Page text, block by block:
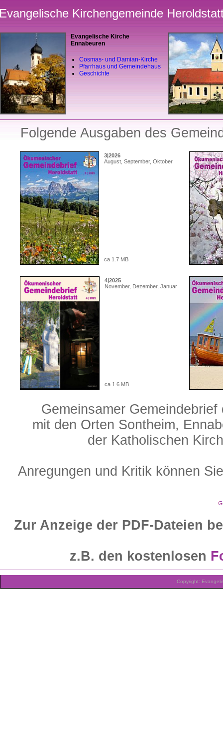
Kirchengemeinde
Evangelische Kirche
Ennabeuren
Cosmas- und Damian-Kirche
Pfarrhaus und Gemeindehaus
Geschichte
Folgende Ausgaben des
3|2026
August, September, Oktober
ca 1.7 MB
4|2025
November, Dezember, Januar
ca 1.6 MB
Gemeinsamer
mit den Orten Sontheim,
der Katholischen
Anregungen und Kritik können
Zur Anzeige der PDF-Dateien
z.B. den kostenlosen
Copyright: